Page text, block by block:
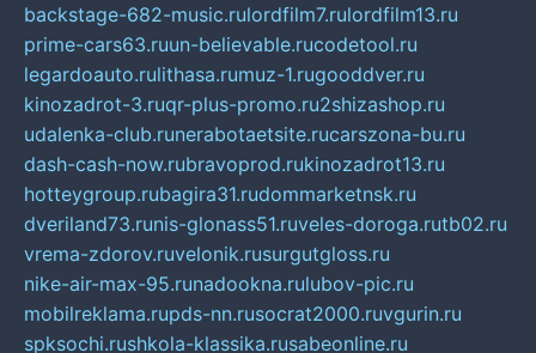
backstage-682-music.rulordfilm7.rulordfilm13.ru
prime-cars63.ruun-believable.rucodetool.ru
legardoauto.rulithasa.rumuz-1.rugooddver.ru
kinozadrot-3.ruqr-plus-promo.ru2shizashop.ru
udalenka-club.runerabotaetsite.rucarszona-bu.ru
dash-cash-now.rubravoprod.rukinozadrot13.ru
hotteygroup.rubagira31.rudommarketnsk.ru
dveriland73.runis-glonass51.ruveles-doroga.rutb02.ru
vrema-zdorov.ruvelonik.rusurgutgloss.ru
nike-air-max-95.runadookna.rulubov-pic.ru
mobilreklama.rupds-nn.rusocrat2000.ruvgurin.ru
spksochi.rushkola-klassika.rusabeonline.ru